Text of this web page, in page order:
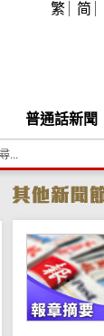
繁 简
普通話新聞